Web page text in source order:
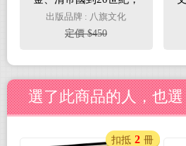
一部歷史和民族發明
出版品牌 : 八旗文化
定價 $450
選了此商品的人，也選
扣抵 2 冊